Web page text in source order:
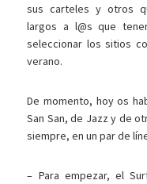
sus carteles y otros
largos a l@s que
seleccionar los sitios
verano.
De momento, hoy os
San San, de Jazz y de
siempre, en un par de
– Para empezar, el